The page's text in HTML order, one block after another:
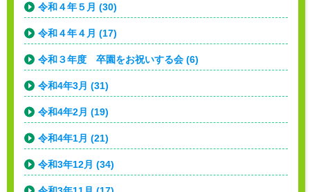
令和４年５月 (30)
令和４年４月 (17)
令和３年度 卒園をお祝いする会 (6)
令和4年3月 (31)
令和4年2月 (19)
令和4年1月 (21)
令和3年12月 (34)